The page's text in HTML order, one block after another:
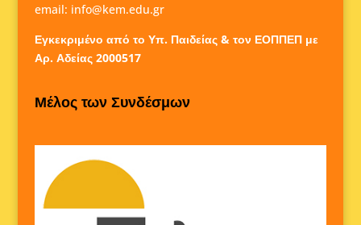
email: info@kem.edu.gr
Εγκεκριμένο από το Υπ. Παιδείας & τον ΕΟΠΠΕΠ με
Αρ. Αδείας 2000517
Μέλος των Συνδέσμων